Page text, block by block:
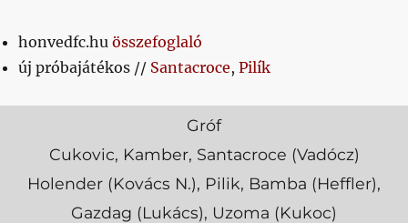
honvedfc.hu összefoglaló
új próbajátékos // Santacroce, Pilík
Gróf
Cukovic, Kamber, Santacroce (Vadócz)
Holender (Kovács N.), Pilik, Bamba (Heffler),
Gazdag (Lukács), Uzoma (Kukoc)